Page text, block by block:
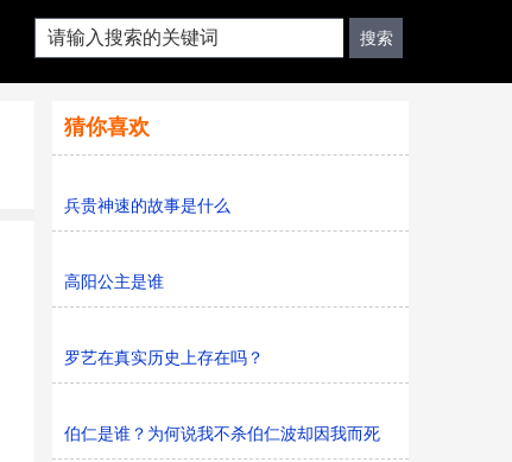
猜你喜欢
兵贵神速的故事是什么
高阳公主是谁
罗艺在真实历史上存在吗？
伯仁是谁？为何说我不杀伯仁波却因我而死